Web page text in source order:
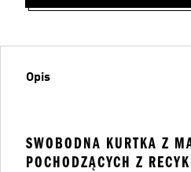
Opis
SWOBODNA KURTKA Z
POCHODZĄCYCH Z